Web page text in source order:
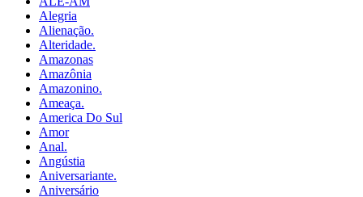
Alegria
Alienação.
Alteridade.
Amazonas
Amazônia
Amazonino.
Ameaça.
America Do Sul
Amor
Anal.
Angústia
Aniversariante.
Aniversário